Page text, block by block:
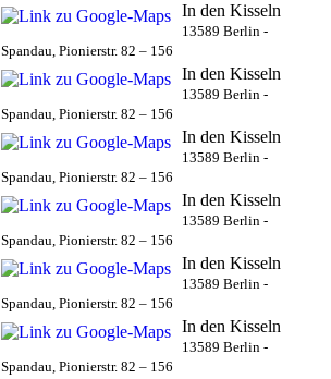
In den Kisseln
13589 Berlin -
Spandau, Pionierstr. 82 – 156
In den Kisseln
13589 Berlin -
Spandau, Pionierstr. 82 – 156
In den Kisseln
13589 Berlin -
Spandau, Pionierstr. 82 – 156
In den Kisseln
13589 Berlin -
Spandau, Pionierstr. 82 – 156
In den Kisseln
13589 Berlin -
Spandau, Pionierstr. 82 – 156
In den Kisseln
13589 Berlin -
Spandau, Pionierstr. 82 – 156